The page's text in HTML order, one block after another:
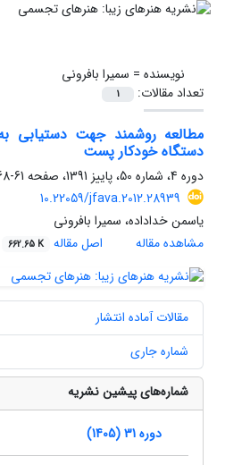
نویسنده = سمیرا بافرونی
تعداد مقالات:
1
مطالعه روشمند جهت
دستگاه خودکار پست
دوره 4، شماره 50، پاییز 1391، صفحه
61-68
10.22059/jfava.2012.28939
یاسمن خداداده، سمیرا بافرونی
مشاهده مقاله
اصل مقاله 662.65 K
مقالات آماده انتشار
شماره جاری
شماره‌های پیشین نشریه
دوره 31 (1405)